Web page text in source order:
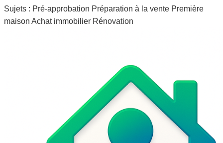
Sujets : Pré-approbation Préparation à la vente Première
maison Achat immobilier Rénovation